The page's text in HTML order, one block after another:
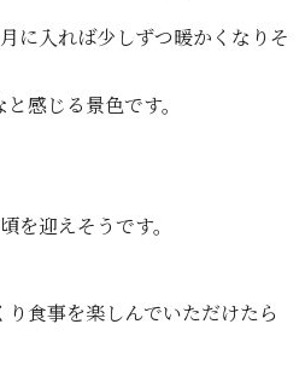
に入れば少しずつ暖かくなりそ
感じる景色です。
を迎えそうです。
食事を楽しんでいただけたら